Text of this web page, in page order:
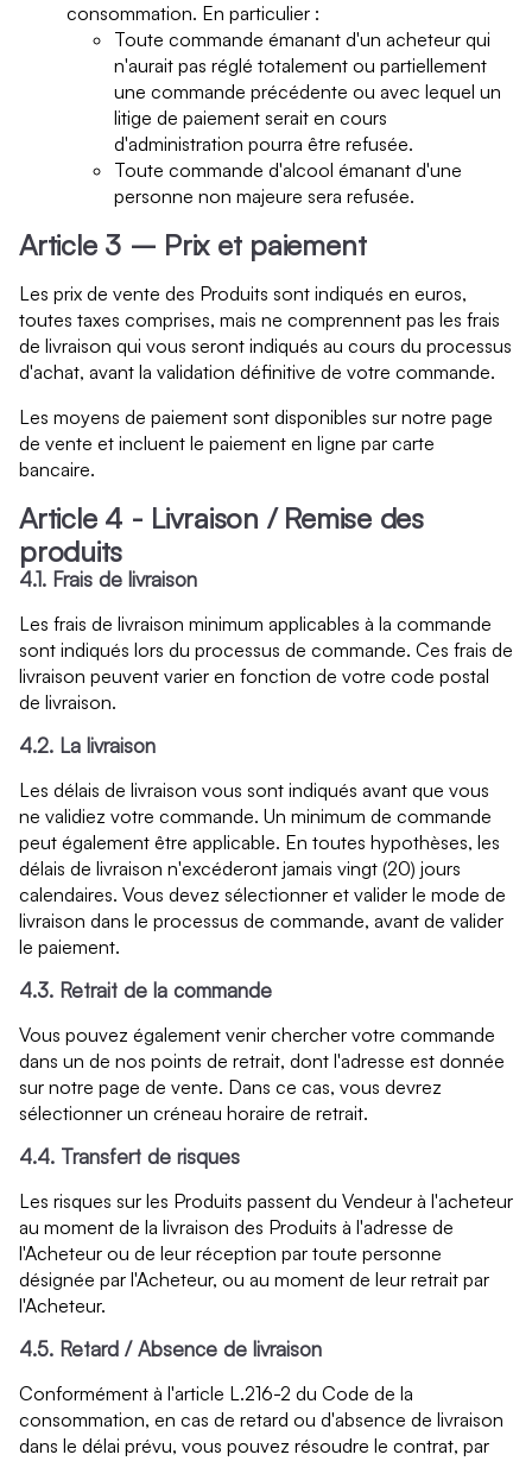
consommation. En particulier :
Toute commande émanant d'un acheteur qui
n'aurait pas réglé totalement ou partiellement
une commande précédente ou avec lequel un
litige de paiement serait en cours
d'administration pourra être refusée.
Toute commande d'alcool émanant d'une
personne non majeure sera refusée.
Article 3 – Prix et paiement
Les prix de vente des Produits sont indiqués en euros,
toutes taxes comprises, mais ne comprennent pas les frais
de livraison qui vous seront indiqués au cours du processus
d'achat, avant la validation définitive de votre commande.
Les moyens de paiement sont disponibles sur notre page
de vente et incluent le paiement en ligne par carte
bancaire.
Article 4 - Livraison / Remise des
produits
4.1. Frais de livraison
Les frais de livraison minimum applicables à la commande
sont indiqués lors du processus de commande. Ces frais de
livraison peuvent varier en fonction de votre code postal
de livraison.
4.2. La livraison
Les délais de livraison vous sont indiqués avant que vous
ne validiez votre commande. Un minimum de commande
peut également être applicable. En toutes hypothèses, les
délais de livraison n'excéderont jamais vingt (20) jours
calendaires. Vous devez sélectionner et valider le mode de
livraison dans le processus de commande, avant de valider
le paiement.
4.3. Retrait de la commande
Vous pouvez également venir chercher votre commande
dans un de nos points de retrait, dont l'adresse est donnée
sur notre page de vente. Dans ce cas, vous devrez
sélectionner un créneau horaire de retrait.
4.4. Transfert de risques
Les risques sur les Produits passent du Vendeur à l'acheteur
au moment de la livraison des Produits à l'adresse de
l'Acheteur ou de leur réception par toute personne
désignée par l'Acheteur, ou au moment de leur retrait par
l'Acheteur.
4.5. Retard / Absence de livraison
Conformément à l'article L.216-2 du Code de la
consommation, en cas de retard ou d'absence de livraison
dans le délai prévu, vous pouvez résoudre le contrat, par